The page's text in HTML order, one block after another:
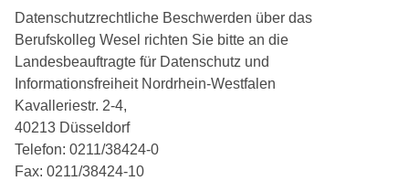
Datenschutzrechtliche Beschwerden über das
Berufskolleg Wesel richten Sie bitte an die
Landesbeauftragte für Datenschutz und
Informationsfreiheit Nordrhein-Westfalen
Kavalleriestr. 2-4,
40213 Düsseldorf
Telefon: 0211/38424-0
Fax: 0211/38424-10